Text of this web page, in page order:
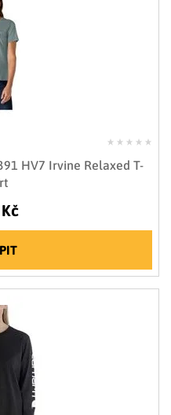
HV7 Irvine Relaxed T-